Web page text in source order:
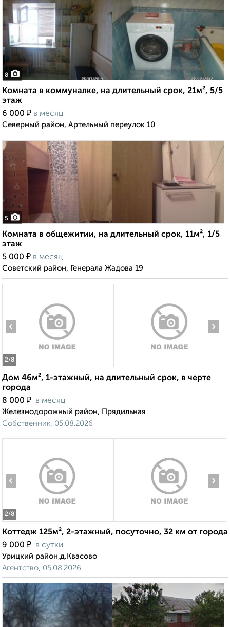
8
Комната в коммуналке, на длительный срок, 21м², 5/5
этаж
6 000 ₽ в месяц
Северный район, Артельный переулок 10
5
Комната в общежитии, на длительный срок, 11м², 1/5
этаж
5 000 ₽ в месяц
Советский район, Генерала Жадова 19
2/8
‹ ›
Дом 46м², 1-этажный, на длительный срок, в черте
города
8 000 ₽ в месяц
Железнодорожный район, Прядильная
Собственник, 05.08.2026
2/8
‹ ›
Коттедж 125м², 2-этажный, посуточно, 32 км от города
9 000 ₽ в сутки
Урицкий район,д.Квасово
Агентство, 05.08.2026